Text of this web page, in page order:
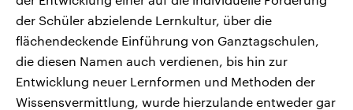
der Schüler abzielende Lernkultur, über die
flächendeckende Einführung von Ganztagschulen,
die diesen Namen auch verdienen, bis hin zur
Entwicklung neuer Lernformen und Methoden der
Wissensvermittlung, wurde hierzulande entweder gar